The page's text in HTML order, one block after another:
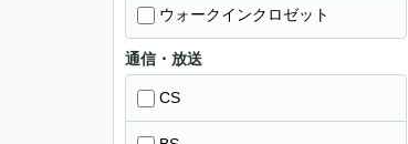
ウォークインクロゼット
通信・放送
CS